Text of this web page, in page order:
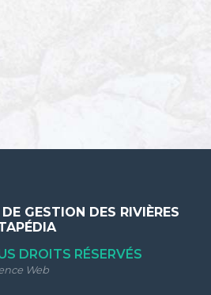
GESTION DES RIVIÈRES
DROITS RÉSERVÉS
Web